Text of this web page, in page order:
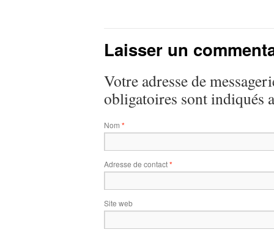
Laisser un
Votre adresse de
obligatoires sont indiqués
Nom *
Adresse de contact*
Site web